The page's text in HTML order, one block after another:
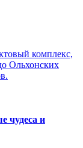
комплекс,
Ольхонских
чудеса и